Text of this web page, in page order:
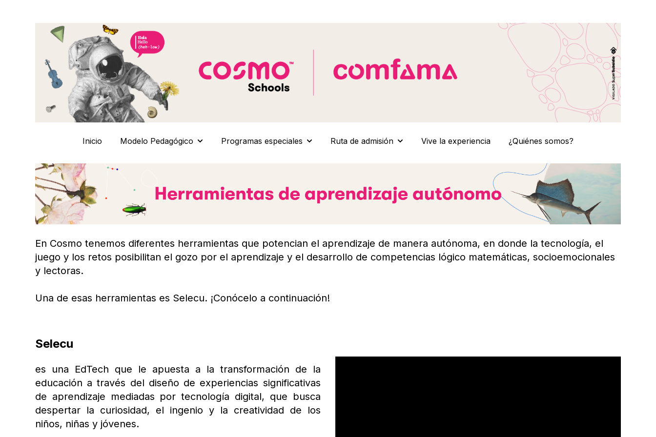
Inicio Modelo Pedagógico
Show submenu for Modelo Pedagógico
Programas especiales
Show submenu for Programas especiales
Ruta de admisión
Show submenu for Ruta de admisión
Vive la experiencia ¿Quiénes somos?
En Cosmo tenemos diferentes herramientas que potencian el aprendizaje de manera autónoma, en donde la tecnología, el
juego y los retos posibilitan el gozo por el aprendizaje y el desarrollo de competencias lógico matemáticas, socioemocionales
y lectoras.
Una de esas herramientas es Selecu. ¡Conócelo a continuación!
Selecu
es una EdTech que le apuesta a la transformación de la
educación a través del diseño de experiencias significativas
de aprendizaje mediadas por tecnología digital, que busca
despertar la curiosidad, el ingenio y la creatividad de los
niños, niñas y jóvenes.